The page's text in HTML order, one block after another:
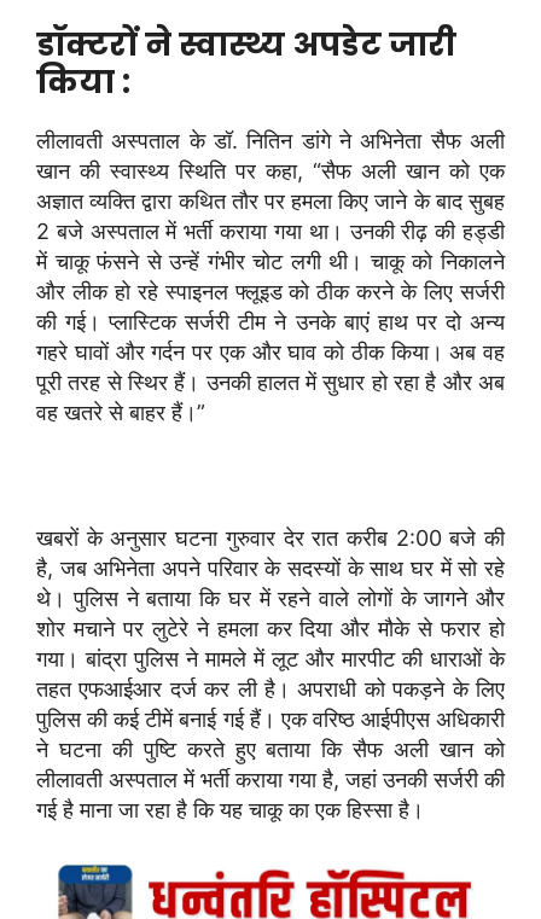
डॉक्टरों ने स्वास्थ्य अपडेट जारी
किया :
लीलावती अस्पताल के डॉ. नितिन डांगे ने अभिनेता सैफ अली
खान की स्वास्थ्य स्थिति पर कहा, “सैफ अली खान को एक
अज्ञात व्यक्ति द्वारा कथित तौर पर हमला किए जाने के बाद सुबह
2 बजे अस्पताल में भर्ती कराया गया था। उनकी रीढ़ की हड्डी
में चाकू फंसने से उन्हें गंभीर चोट लगी थी। चाकू को निकालने
और लीक हो रहे स्पाइनल फ्लूइड को ठीक करने के लिए सर्जरी
की गई। प्लास्टिक सर्जरी टीम ने उनके बाएं हाथ पर दो अन्य
गहरे घावों और गर्दन पर एक और घाव को ठीक किया। अब वह
पूरी तरह से स्थिर हैं। उनकी हालत में सुधार हो रहा है और अब
वह खतरे से बाहर हैं।”
खबरों के अनुसार घटना गुरुवार देर रात करीब 2:00 बजे की
है, जब अभिनेता अपने परिवार के सदस्यों के साथ घर में सो रहे
थे। पुलिस ने बताया कि घर में रहने वाले लोगों के जागने और
शोर मचाने पर लुटेरे ने हमला कर दिया और मौके से फरार हो
गया। बांद्रा पुलिस ने मामले में लूट और मारपीट की धाराओं के
तहत एफआईआर दर्ज कर ली है। अपराधी को पकड़ने के लिए
पुलिस की कई टीमें बनाई गई हैं। एक वरिष्ठ आईपीएस अधिकारी
ने घटना की पुष्टि करते हुए बताया कि सैफ अली खान को
लीलावती अस्पताल में भर्ती कराया गया है, जहां उनकी सर्जरी की
गई है माना जा रहा है कि यह चाकू का एक हिस्सा है।